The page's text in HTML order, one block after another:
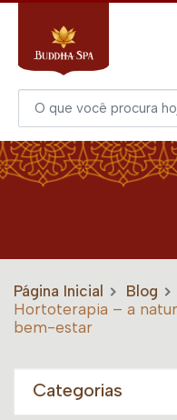
Página Inicial Blog
Hortoterapia – a
bem-estar
Categorias